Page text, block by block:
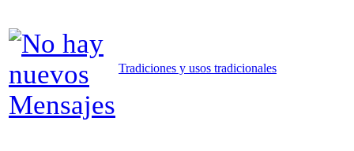
Tradiciones y usos tradicionales